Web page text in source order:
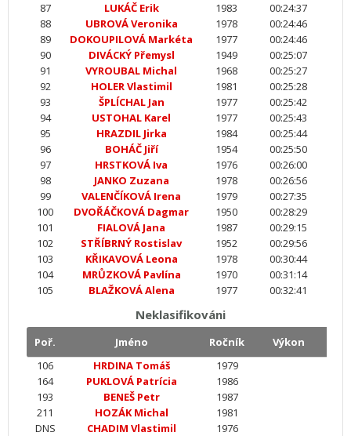
87
LUKÁČ Erik 1983
00:24:37
88
UBROVÁ Veronika 1978
00:24:46
89
DOKOUPILOVÁ Markéta 1977
00:24:46
90
DIVÁCKÝ Přemysl 1949
00:25:07
91
VYROUBAL Michal 1968
00:25:27
92
HOLER Vlastimil 1981
00:25:28
93
ŠPLÍCHAL Jan 1977
00:25:42
94
USTOHAL Karel 1977
00:25:43
95
HRAZDIL Jirka 1984
00:25:44
96
BOHÁČ Jiří 1954
00:25:50
97
HRSTKOVÁ Iva 1976
00:26:00
98
JANKO Zuzana 1978
00:26:56
99
VALENČÍKOVÁ Irena 1979
00:27:35
100
DVOŘÁČKOVÁ Dagmar 1950
00:28:29
101
FIALOVÁ Jana 1987
00:29:15
102
STŘÍBRNÝ Rostislav 1952
00:29:56
103
KŘIKAVOVÁ Leona 1978
00:30:44
104
MRŮZKOVÁ Pavlína 1970
00:31:14
105
BLAŽKOVÁ Alena 1977 00:32:41
Neklasifikováni
Poř. Jméno Ročník
Výkon
106
HRDINA Tomáš
1979
164
PUKLOVÁ Patrícia
1986
193
BENEŠ Petr
1987
211
HOZÁK Michal
1981
DNS
CHADIM Vlastimil 1976